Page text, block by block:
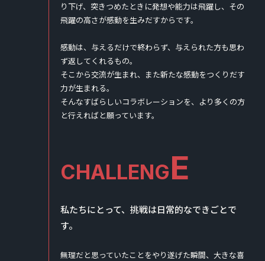
り下げ、突きつめたときに発想や能力は飛躍し、その
飛躍の高さが感動を生みだすからです。
感動は、与えるだけで終わらず、与えられた方も思わ
ず返してくれるもの。
そこから交流が生まれ、また新たな感動をつくりだす
力が生まれる。
そんなすばらしいコラボレーションを、より多くの方
と行えればと願っています。
CHALLENGE
私たちにとって、挑戦は日常的なできごとで
す。
無理だと思っていたことをやり遂げた瞬間、大きな喜